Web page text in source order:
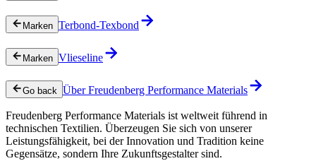
Marken Terbond-Texbond
Marken Vlieseline
Go back Über Freudenberg Performance Materials
Freudenberg Performance Materials ist weltweit führend in
technischen Textilien. Überzeugen Sie sich von unserer
Leistungsfähigkeit, bei der Innovation und Tradition keine
Gegensätze, sondern Ihre Zukunftsgestalter sind.